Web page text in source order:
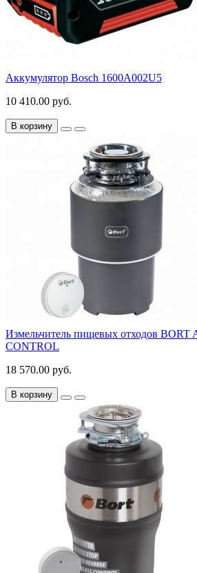
Аккумулятор Bosch 1600A002U5
10 410.00 руб.
В корзину
Измельчитель пищевых отходов BORT
CONTROL
18 570.00 руб.
В корзину